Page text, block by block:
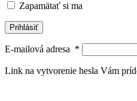
Zapamätať si ma
Prihlásiť
E-mailová adresa *
Link na vytvorenie hesla Vám